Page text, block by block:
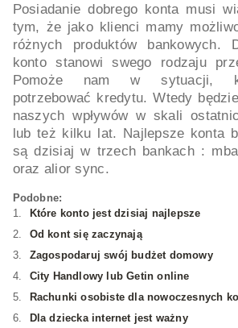
Posiadanie dobrego konta musi
tym, że jako klienci mamy
różnych produktów bankowych.
konto stanowi swego rodzaju
Pomoże nam w sytuacji,
potrzebować kredytu. Wtedy
naszych wpływów w skali
lub też kilku lat. Najlepsze konta
są dzisiaj w trzech bankach :
oraz alior sync.
Podobne:
Które konto jest dzisiaj najlepsze
Od kont się zaczynają
Zagospodaruj swój budżet domowy
City Handlowy lub Getin online
Rachunki osobiste dla nowoczesnych
Dla dziecka internet jest ważny